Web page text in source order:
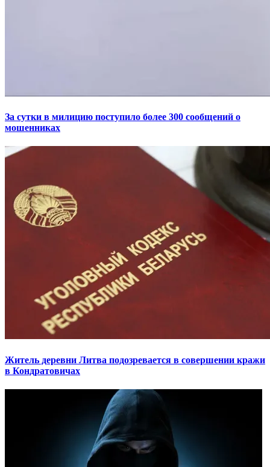
За сутки в милицию поступило более 300 сообщений о
мошенниках
Житель деревни Литва подозревается в совершении кражи
в Кондратовичах